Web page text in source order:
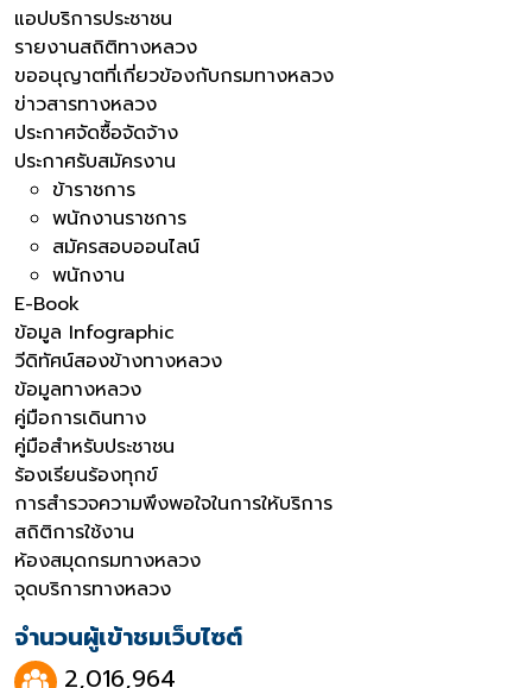
แอปบริการประชาชน
รายงานสถิติทางหลวง
ขออนุญาตที่เกี่ยวข้องกับกรมทางหลวง
ข่าวสารทางหลวง
ประกาศจัดซื้อจัดจ้าง
ประกาศรับสมัครงาน
ข้าราชการ
พนักงานราชการ
สมัครสอบออนไลน์
พนักงาน
E-Book
ข้อมูล Infographic
วีดิทัศน์สองข้างทางหลวง
ข้อมูลทางหลวง
คู่มือการเดินทาง
คู่มือสำหรับประชาชน
ร้องเรียนร้องทุกข์
การสำรวจความพึงพอใจในการให้บริการ
สถิติการใช้งาน
ห้องสมุดกรมทางหลวง
จุดบริการทางหลวง
จำนวนผู้เข้าชมเว็บไซต์
2,016,964